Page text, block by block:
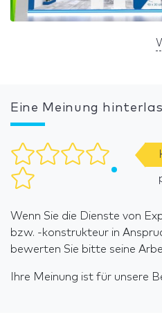
Eine Meinung
Wenn Sie die Dienste von
bzw. -konstrukteur in
bewerten Sie bitte seine
Ihre Meinung ist für unsere